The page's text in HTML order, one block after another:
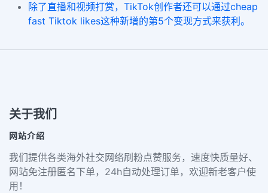
除了直播和视频打赏，TikTok创作者还可以通过cheap
fast Tiktok likes这种新增的第5个变现方式来获利。
关于我们
网站介绍
我们提供各类海外社交网络刷粉点赞服务，速度快质量好、
网站免注册匿名下单，24h自动处理订单，欢迎新老客户使
用！